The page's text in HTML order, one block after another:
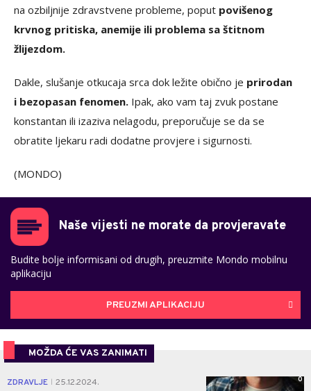
na ozbiljnije zdravstvene probleme, poput povišenog
krvnog pritiska, anemije ili problema sa štitnom
žlijezdom.
Dakle, slušanje otkucaja srca dok ležite obično je prirodan
i bezopasan fenomen. Ipak, ako vam taj zvuk postane
konstantan ili izaziva nelagodu, preporučuje se da se
obratite ljekaru radi dodatne provjere i sigurnosti.
(MONDO)
Naše vijesti ne morate da provjeravate
Budite bolje informisani od drugih, preuzmite Mondo mobilnu
aplikaciju
PREUZMI APLIKACIJU
MOŽDA ĆE VAS ZANIMATI
ZDRAVLJE 25.12.2024. 0